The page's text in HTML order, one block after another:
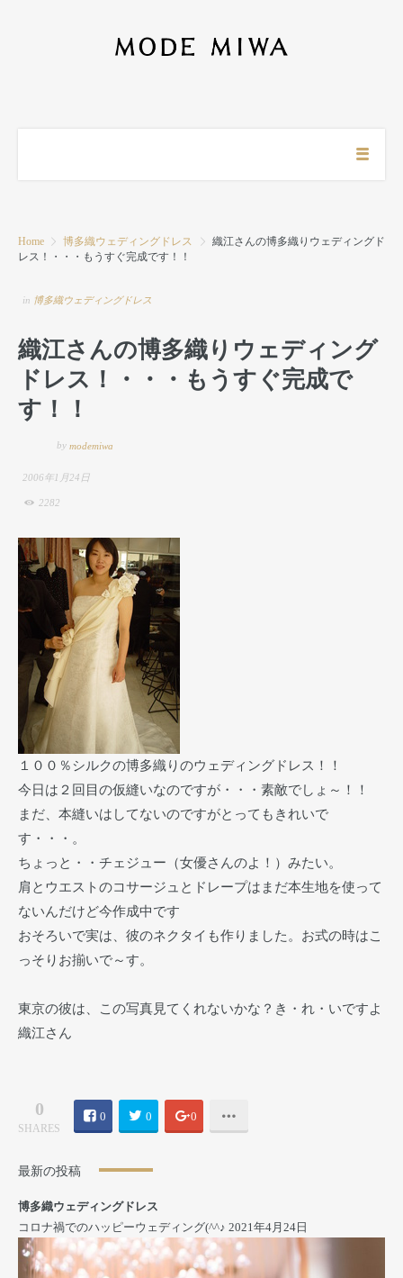
Home 博多織ウェディングドレス
織江さんの博多織りウェディングド
レス！・・・もうすぐ完成です！！
in 博多織ウェディングドレス
織江さんの博多織りウェディング
ドレス！・・・もうすぐ完成で
す！！
by modemiwa
2006年1月24日
2282
１００％シルクの博多織りのウェディングドレス！！
今日は２回目の仮縫いなのですが・・・素敵でしょ～！！
まだ、本縫いはしてないのですがとってもきれいで
す・・・。
ちょっと・・チェジュー（女優さんのよ！）みたい。
肩とウエストのコサージュとドレープはまだ本生地を使って
ないんだけど今作成中です
おそろいで実は、彼のネクタイも作りました。お式の時はこ
っそりお揃いで～す。
東京の彼は、この写真見てくれないかな？き・れ・いですよ
織江さん
0
SHARES
0 0 0
最新の投稿
博多織ウェディングドレス
コロナ禍でのハッピーウェディング(^^♪ 2021年4月24日